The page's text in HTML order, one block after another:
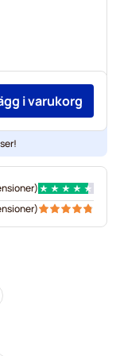
i varukorg
)
)